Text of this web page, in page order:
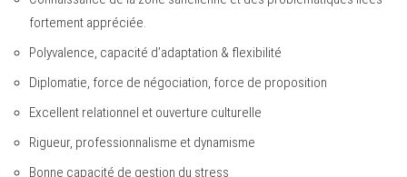
fortement appréciée.
Polyvalence, capacité d’adaptation & flexibilité
Diplomatie, force de négociation, force de proposition
Excellent relationnel et ouverture culturelle
Rigueur, professionnalisme et dynamisme
Bonne capacité de gestion du stress